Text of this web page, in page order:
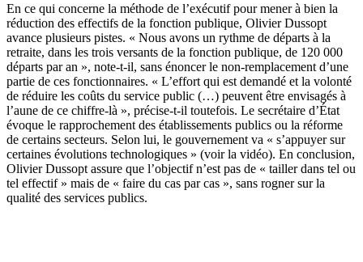
En ce qui concerne la méthode de l’exécutif pour mener à bien la
réduction des effectifs de la fonction publique, Olivier Dussopt
avance plusieurs pistes. « Nous avons un rythme de départs à la
retraite, dans les trois versants de la fonction publique, de 120 000
départs par an », note-t-il, sans énoncer le non-remplacement d’une
partie de ces fonctionnaires. « L’effort qui est demandé et la volonté
de réduire les coûts du service public (…) peuvent être envisagés à
l’aune de ce chiffre-là », précise-t-il toutefois. Le secrétaire d’État
évoque le rapprochement des établissements publics ou la réforme
de certains secteurs. Selon lui, le gouvernement va « s’appuyer sur
certaines évolutions technologiques » (voir la vidéo). En conclusion,
Olivier Dussopt assure que l’objectif n’est pas de « tailler dans tel ou
tel effectif » mais de « faire du cas par cas », sans rogner sur la
qualité des services publics.